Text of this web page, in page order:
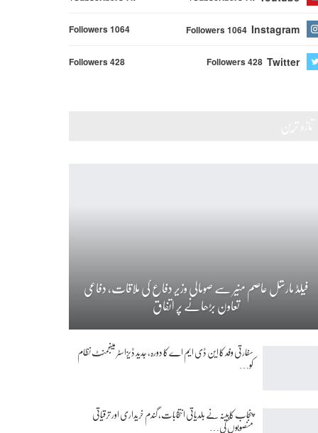
Instagram
Followers 1064
Followers 1064
Twitter
Followers 428
Followers 428
فیلڈ مارشل عاصم منیر سے صومالی وزیر دفاع کی ملاقات، دفاعی
تعاون بڑھانے پر اتفاق
سفارتی وفد کا این ڈی ایم اے کا دورہ، جدید ڈیزاسٹر مینجمنٹ نظام
کو…
پنجاب کابینہ نے بلدیاتی انتخابات، گندم خریداری اور ترقیاتی
منصوبوں کی…